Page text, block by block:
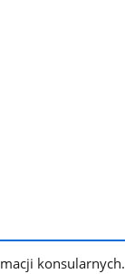
konsularnych.